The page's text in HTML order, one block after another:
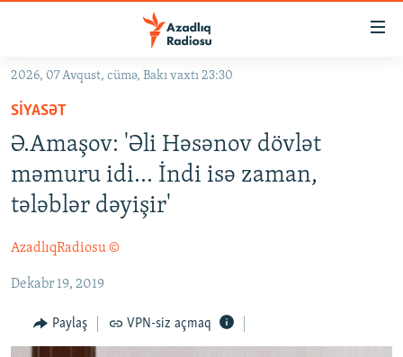
Əsas
qayıt
Əsas
naviqasiyaya
qayıt
Axtarışa
GÜNDƏM
KORRUPSIOMETR
#ƏSLINDƏ
QANUNI DOĞRU
ARAŞDIRMA
MULTIMEDIA
2026, 07 Avqust, cümə, Bakı vaxtı 23:30
SIYASƏT
Ə.Amaşov: 'Əli Həsənov dövlət
məmuru idi... İndi isə zaman,
tələblər dəyişir'
AzadlıqRadiosu ©
Dekabr 19, 2019
Paylaş VPN-siz açmaq